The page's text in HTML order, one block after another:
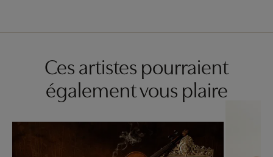
Ces artistes pourraient
également vous plaire